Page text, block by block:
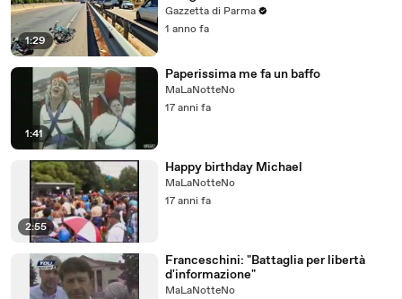
1:29
Gazzetta di Parma
1 anno fa
1:41
Paperissima me fa un baffo
MaLaNotteNo
17 anni fa
2:55
Happy birthday Michael
MaLaNotteNo
17 anni fa
Franceschini: "Battaglia per libertà
d'informazione"
MaLaNotteNo